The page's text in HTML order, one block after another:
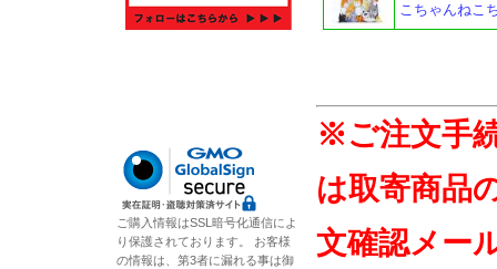
こちゃんねこ
※ご注文手
は取寄商品
文確認メー
ご購入情報はSSL暗号化通信によ
り保護されております。 お客様
の情報は、第3者に漏れる事は御